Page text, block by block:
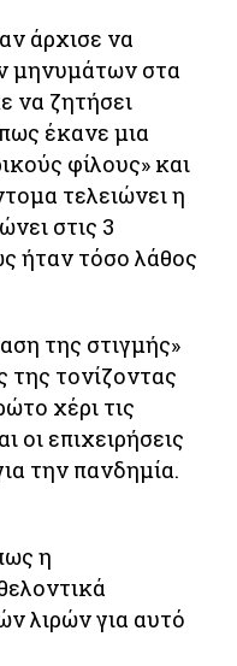
άρχισε να
μηνυμάτων στα
να ζητήσει
έκανε μια
φίλους» και
τελειώνει η
στις 3
ήταν τόσο λάθος
της στιγμής»
της τονίζοντας
χέρι τις
οι επιχειρήσεις
την πανδημία.
η
λιρών για αυτό